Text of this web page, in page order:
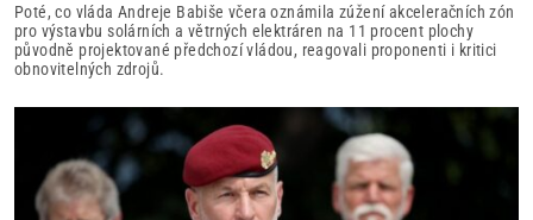
Poté, co vláda Andreje Babiše včera oznámila zúžení akceleračních zón
pro výstavbu solárních a větrných elektráren na 11 procent plochy
původně projektované předchozí vládou, reagovali proponenti i kritici
obnovitelných zdrojů.